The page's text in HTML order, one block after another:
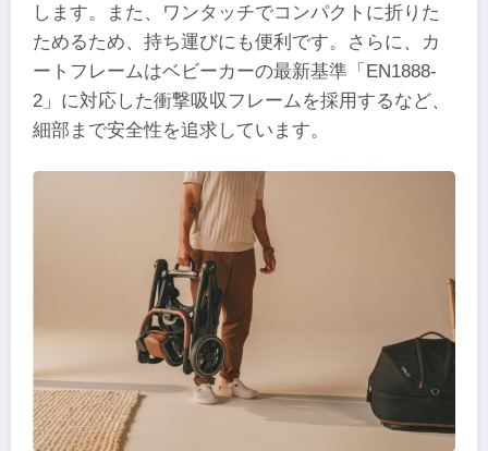
します。また、ワンタッチでコンパクトに折りた
ためるため、持ち運びにも便利です。さらに、カ
ートフレームはベビーカーの最新基準「EN1888-
2」に対応した衝撃吸収フレームを採用するなど、
細部まで安全性を追求しています。